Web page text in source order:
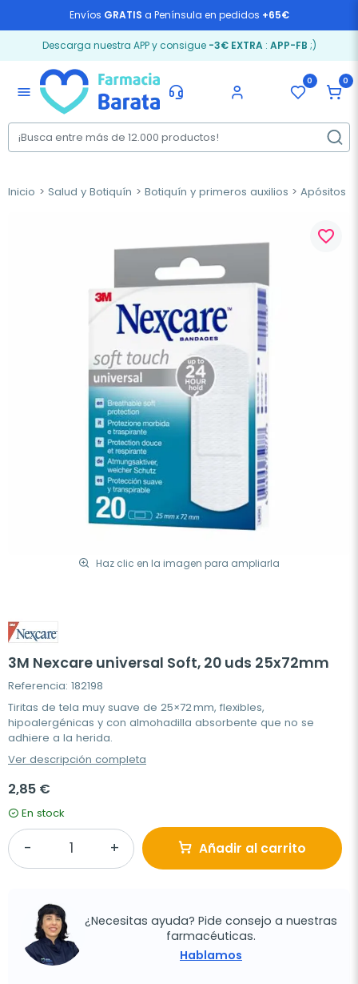
Envíos GRATIS a Península en pedidos +65€
Descarga nuestra APP y consigue -3€ EXTRA: APP-FB ;)
menu
0 0
Inicio Salud y Botiquín Botiquín y primeros auxilios Apósitos
Haz clic en la imagen para ampliarla
favorite_border
3M Nexcare universal Soft, 20 uds 25x72mm
Referencia: 182198
Tiritas de tela muy suave de 25×72 mm, flexibles,
hipoalergénicas y con almohadilla absorbente que no se
adhiere a la herida.
Ver descripción completa
2,85 €
En stock
Añadir al carrito
¿Necesitas ayuda? Pide consejo a nuestras
farmacéuticas.
Hablamos